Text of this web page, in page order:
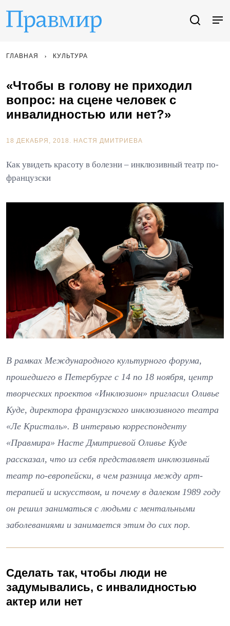
ГЛАВНАЯ КУЛЬТУРА
«Чтобы в голову не приходил
вопрос: на сцене человек с
инвалидностью или нет?»
18 ДЕКАБРЯ, 2018. НАСТЯ ДМИТРИЕВА
Как увидеть красоту в болезни – инклюзивный театр по-
французски
В рамках Международного культурного форума,
прошедшего в Петербурге с 14 по 18 ноября, центр
творческих проектов «Инклюзион» пригласил Оливье
Куде, директора французского инклюзивного театра
«Ле Кристаль». В интервью корреспонденту
«Правмира» Насте Дмитриевой Оливье Куде
рассказал, что из себя представляет инклюзивный
театр по-европейски, в чем разница между арт-
терапией и искусством, и почему в далеком 1989 году
он решил заниматься с людьми с ментальными
заболеваниями и занимается этим до сих пор.
Сделать так, чтобы люди не
задумывались, с инвалидностью
актер или нет